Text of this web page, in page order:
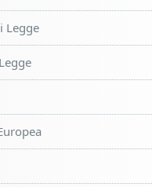
Legge